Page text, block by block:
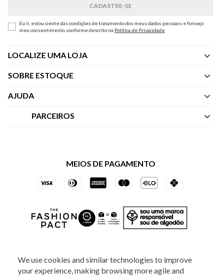
We use cookies and similar technologies to improve
your experience, making browsing more agile and
Eu li, estou ciente das condições de tratamento dos meus dados pessoais e forneço
meu consentimento, conforme descrito na Política de Privacidade
LOCALIZE UMA LOJA
SOBRE ESTOQUE
Quem Somos
AJUDA
Central de Atendimento
Trocas e Devoluções
PARCEIROS
Vai de Visa
Azul Fidelidade
MEIOS DE PAGAMENTO